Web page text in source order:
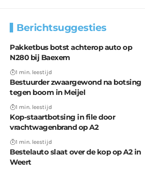
Berichtsuggesties
Pakketbus botst achterop auto op
N280 bij Baexem
1 min. leestijd
Bestuurder zwaargewond na botsing
tegen boom in Meijel
1 min. leestijd
Kop-staartbotsing in file door
vrachtwagenbrand op A2
1 min. leestijd
Bestelauto slaat over de kop op A2 in
Weert